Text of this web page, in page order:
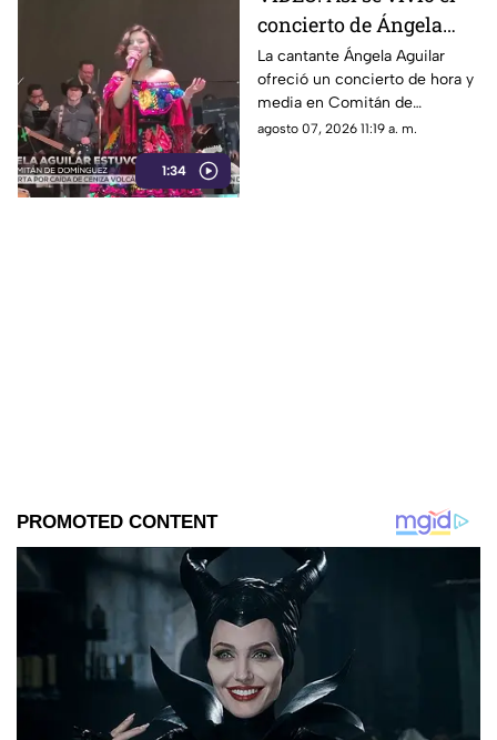
1:34
concierto de Ángela
Aguilar en Comitán de
Domínguez, Chiapas
La cantante Ángela Aguilar
ofreció un concierto de hora y
media en Comitán de
Domínguez, donde sorprendió
agosto 07, 2026 11:19 a. m.